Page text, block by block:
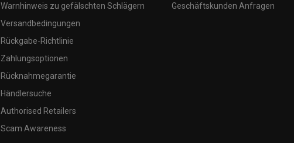
Warnhinweis zu gefälschten Schlägern
Versandbedingungen
Rückgabe-Richtlinie
Zahlungsoptionen
Rücknahmegarantie
Händlersuche
Authorised Retailers
Scam Awareness
Geschäftskunden Anfragen